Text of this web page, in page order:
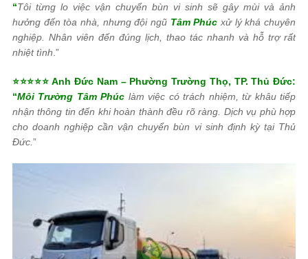
“Tôi từng lo việc vận chuyển bùn vi sinh sẽ gây mùi và ảnh
hưởng đến tòa nhà, nhưng đội ngũ Tâm Phúc xử lý khá chuyên
nghiệp. Nhân viên đến đúng lịch, thao tác nhanh và hỗ trợ rất
nhiệt tình .”
⭐⭐⭐⭐⭐ Anh Đức Nam – Phường Trường Thọ, TP. Thủ Đức:
“Môi Trường Tâm Phúc làm việc có trách nhiệm, từ khâu tiếp
nhận thông tin đến khi hoàn thành đều rõ ràng. Dịch vụ phù hợp
cho doanh nghiệp cần vận chuyển bùn vi sinh định kỳ tại Thủ
Đức. ”